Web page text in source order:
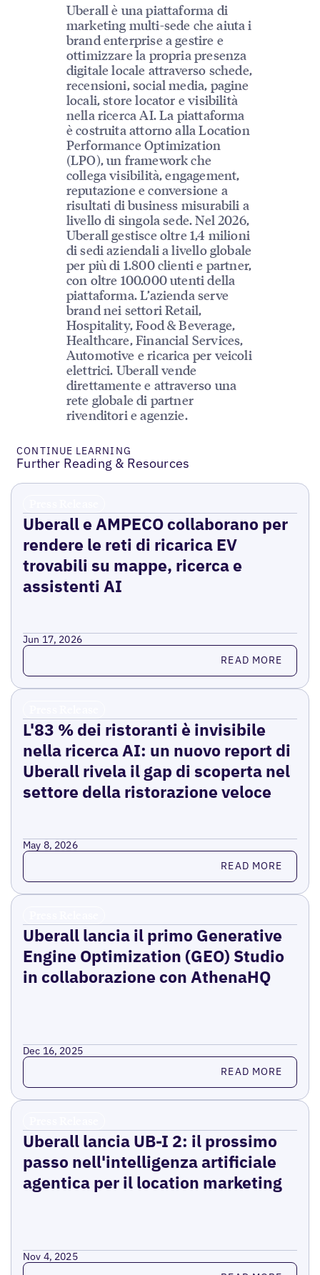
Uberall è una piattaforma di
marketing multi-sede che aiuta i
brand enterprise a gestire e
ottimizzare la propria presenza
digitale locale attraverso schede,
recensioni, social media, pagine
locali, store locator e visibilità
nella ricerca AI. La piattaforma
è costruita attorno alla Location
Performance Optimization
(LPO), un framework che
collega visibilità, engagement,
reputazione e conversione a
risultati di business misurabili a
livello di singola sede. Nel 2026,
Uberall gestisce oltre 1,4 milioni
di sedi aziendali a livello globale
per più di 1.800 clienti e partner,
con oltre 100.000 utenti della
piattaforma. L’azienda serve
brand nei settori Retail,
Hospitality, Food & Beverage,
Healthcare, Financial Services,
Automotive e ricarica per veicoli
elettrici. Uberall vende
direttamente e attraverso una
rete globale di partner
rivenditori e agenzie.
CONTINUE LEARNING
Further Reading & Resources
Uberall e AMPECO collaborano per
rendere le reti di ricarica EV
trovabili su mappe, ricerca e
assistenti AI
Jun 17, 2026
Read more READ MORE
L'83 % dei ristoranti è invisibile
nella ricerca AI: un nuovo report di
Uberall rivela il gap di scoperta nel
settore della ristorazione veloce
May 8, 2026
Read more READ MORE
Uberall lancia il primo Generative
Engine Optimization (GEO) Studio
in collaborazione con AthenaHQ
Dec 16, 2025
Read more READ MORE
Uberall lancia UB-I 2: il prossimo
passo nell'intelligenza artificiale
agentica per il location marketing
Nov 4, 2025
Read more